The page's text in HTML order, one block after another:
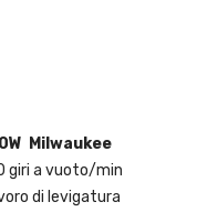
Milwaukee
giri a vuoto/min
di levigatura